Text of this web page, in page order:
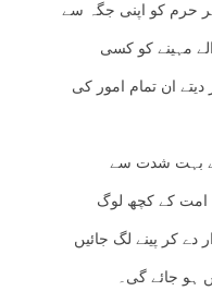
حرم کو اپنی جگہ سے
مہینے کو کسی
ان تمام امور کی
بہت شدت سے
امت کے کچھ لوگ
دے کر پینے لگ جائیں
ہو جائے گی۔